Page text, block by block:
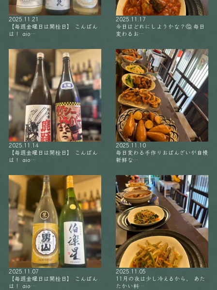
2025.11.21
【毎週金曜日は開栓日】 こんばん
は！ aio…
2025.11.17
今日はどれにしようかな？🤔 毎日
変わるお…
2025.11.14
【毎週金曜日は開栓日】 こんばん
は！ aio…
2025.11.10
毎日変わる手作りおばんざいが自慢
新鮮な…
2025.11.07
【毎週金曜日は開栓日】 こんばん
は！ aio…
2025.11.05
11月の夜は少し冷えるから、 あた
たかい料…